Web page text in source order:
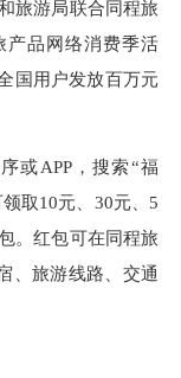
旅游局联合同程旅
产品网络消费季活
国用户发放百万元
APP，搜索“福
取10元、30元、5
。红包可在同程旅
、旅游线路、交通